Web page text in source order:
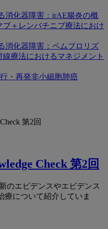
消化器障害：irAE腸炎の概
＋レンバチニブ療法におけ
消化器障害：ペムブロリズ
療法におけるマネジメント
・再発非小細胞肺癌
Check 第2回
のエビデンスやエビデンス
療について紹介していま